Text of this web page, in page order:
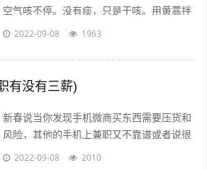
空气咳不停。没有痰，只是干咳。用黄蒿拌
上鸡蛋，搅匀。用香油来煎鸡蛋。然后趁热
2022-09-08 1963
有没有三薪)
新春说当你发现手机微商买东西需要压货和
风险，其他的手机上兼职又不靠谱或者说很
不靠谱的时候，来吧，终于等到啦！新春切
2022-09-08 2010